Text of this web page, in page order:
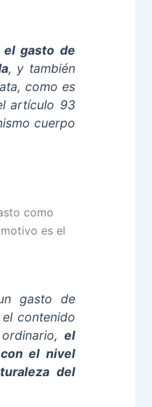
elgasto de
, y también
como es
artículo 93
cuerpo
como
es el
gasto de
contenido
el
el nivel
del